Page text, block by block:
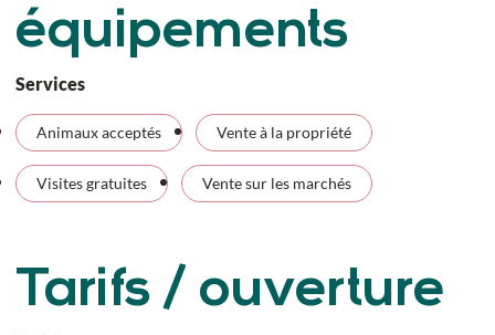
équipements
Services
Animaux acceptés Vente à la propriété
Visites gratuites Vente sur les marchés
Tarifs / ouverture